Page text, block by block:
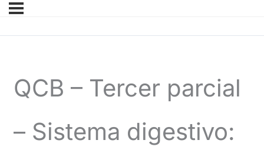
QCB – Tercer parcial
– Sistema digestivo: